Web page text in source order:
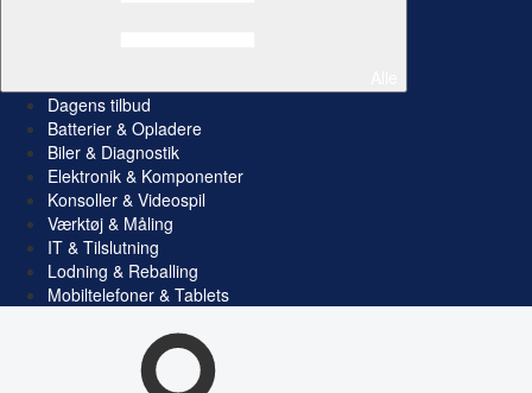
Dagens tilbud
Batterier & Opladere
Biler & Diagnostik
Elektronik & Komponenter
Konsoller & Videospil
Værktøj & Måling
IT & Tilslutning
Lodning & Reballing
Mobiltelefoner & Tablets